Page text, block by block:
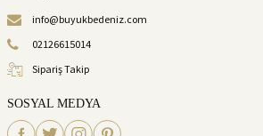
info@buyukbedeniz.com
02126615014
Sipariş Takip
SOSYAL MEDYA